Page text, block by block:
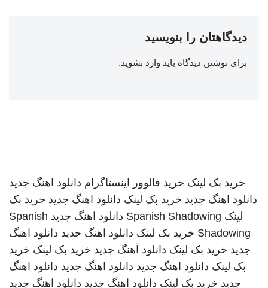
دیدگاهتان را بنویسید
برای نوشتن دیدگاه باید وارد بشوید.
خرید بک لینک خرید فالوور اینستاگرام دانلود اهنگ جدید
دانلود اهنگ جدید خرید بک لینک دانلود اهنگ جدید خرید بک
لینک Spanish Shadowing دانلود اهنگ جدید Spanish
Shadowing خرید بک لینک دانلود اهنگ جدید دانلود اهنگ
جدید خرید بک لینک دانلود آهنگ جدید خرید بک لینک خرید
بک لینک دانلود اهنگ جدید دانلود اهنگ جدید دانلود اهنگ
جدید خرید بک لینک دانلود اهنگ جدید دانلود اهنگ جدید